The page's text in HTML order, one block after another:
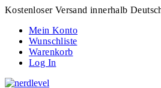
Kostenloser Versand innerhalb
Mein Konto
Wunschliste
Warenkorb
Log In